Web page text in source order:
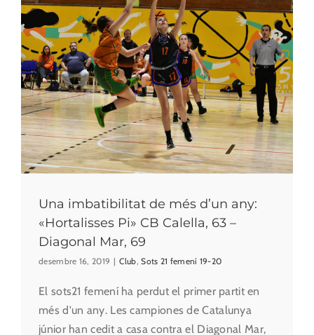
Una imbatibilitat de més d’un any:
«Hortalisses Pi» CB Calella, 63 –
Diagonal Mar, 69
desembre 16, 2019 | Club,Sots 21 femení 19-20
El sots21 femení ha perdut el primer partit en
més d'un any. Les campiones de Catalunya
júnior han cedit a casa contra el Diagonal Mar,